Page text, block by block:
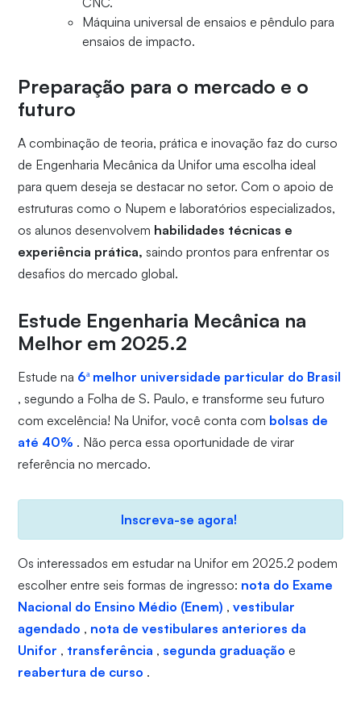
Máquina universal de ensaios e pêndulo para
ensaios de impacto.
Preparação para o mercado e o
futuro
A combinação de teoria, prática e inovação faz do curso
de Engenharia Mecânica da Unifor uma escolha ideal
para quem deseja se destacar no setor. Com o apoio de
estruturas como o Nupem e laboratórios especializados,
os alunos desenvolvem habilidades técnicas e
experiência prática, saindo prontos para enfrentar os
desafios do mercado global.
Estude Engenharia Mecânica na
Melhor em 2025.2
Estude na 6ª melhor universidade particular do Brasil
, segundo a Folha de S. Paulo, e transforme seu futuro
com excelência! Na Unifor, você conta com bolsas de
até 40% . Não perca essa oportunidade de virar
referência no mercado.
Inscreva-se agora!
Os interessados em estudar na Unifor em 2025.2 podem
escolher entre seis formas de ingresso: nota do Exame
Nacional do Ensino Médio (Enem) ,vestibular
agendado , nota de vestibulares anteriores da
Unifor , transferência , segunda graduação e
reabertura de curso .